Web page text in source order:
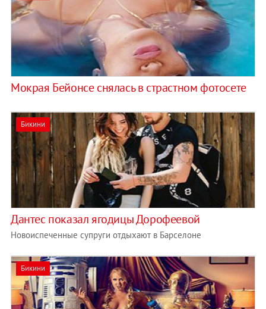
Мокрая Бейонсе снялась в страстном фотосете
Бикини
Дантес показал ягодицы Дорофеевой
Новоиспеченные супруги отдыхают в Барселоне
Бикини